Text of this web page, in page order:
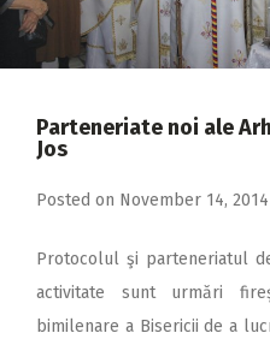
2019
2017
2014
Parteneriate noi ale
Jos
Posted on November 14, 2014
Protocolul şi parteneriatul
activitate sunt urmări
bimilenare a Bisericii de a